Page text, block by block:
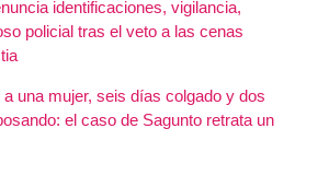
identificaciones, vigilancia,
policial tras el veto a las cenas
una mujer, seis días colgado y dos
el caso de Sagunto retrata un